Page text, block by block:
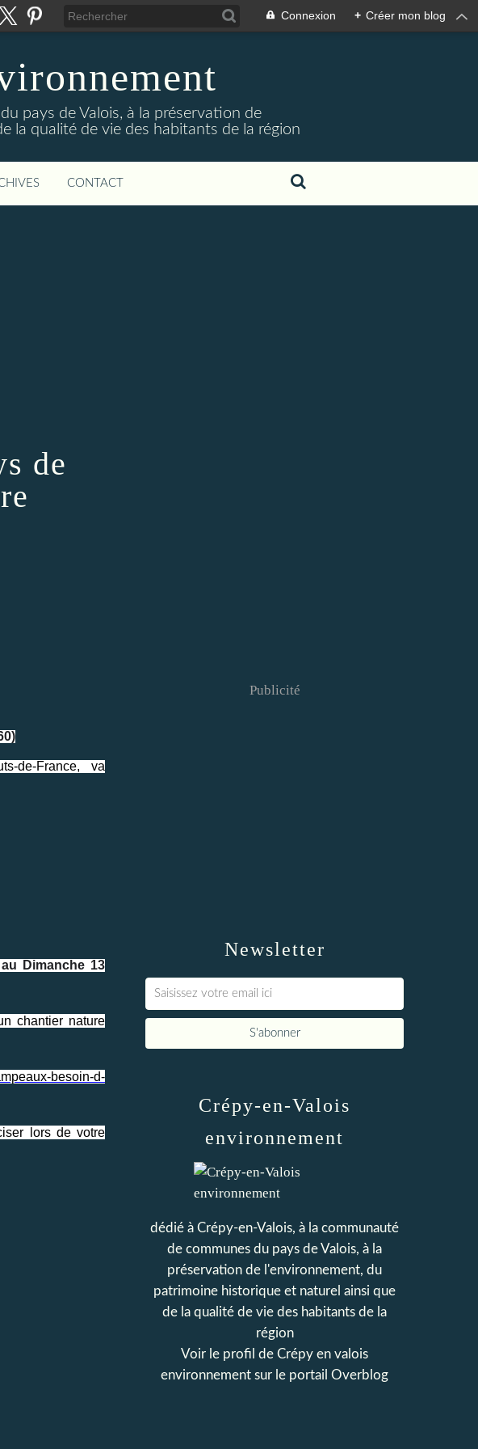
Connexion + Créer mon blog
pays de Valois, à la préservation de
la qualité de vie des habitants de la région
CONTACT
de
de-France, va
Dimanche 13
chantier nature
besoin-d-
lors de votre
Newsletter
Publicité
Crépy-en-Valois
environnement
dédié à Crépy-en-Valois, à la communauté
de communes du pays de Valois, à la
préservation de l'environnement, du
patrimoine historique et naturel ainsi que
de la qualité de vie des habitants de la
région
Voir le profil de Crépy en valois
environnement sur le portail Overblog